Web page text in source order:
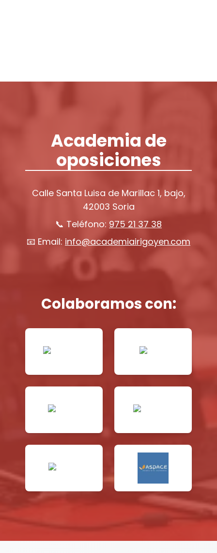
Academia de
oposiciones
Calle Santa Luisa de Marillac 1, bajo,
42003 Soria
📞 Teléfono: 975 21 37 38
📧 Email: info@academiairigoyen.com
Colaboramos con: